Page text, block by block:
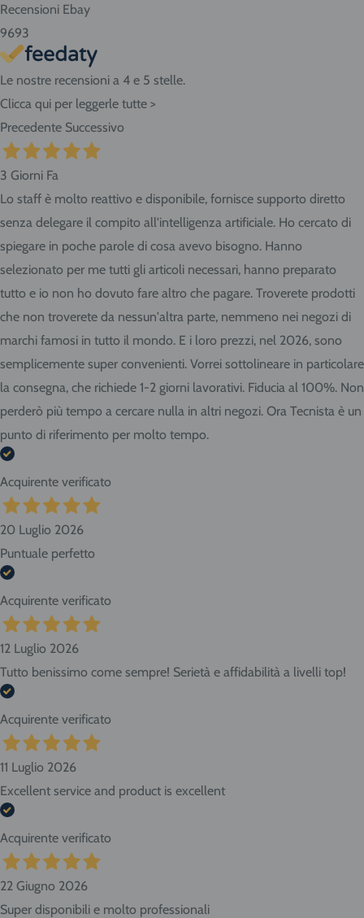
Recensioni Ebay
9693
Le nostre recensioni a 4 e 5 stelle.
Clicca qui per leggerle tutte >
Precedente Successivo
3 Giorni Fa
Lo staff è molto reattivo e disponibile, fornisce supporto diretto
senza delegare il compito all'intelligenza artificiale. Ho cercato di
spiegare in poche parole di cosa avevo bisogno. Hanno
selezionato per me tutti gli articoli necessari, hanno preparato
tutto e io non ho dovuto fare altro che pagare. Troverete prodotti
che non troverete da nessun'altra parte, nemmeno nei negozi di
marchi famosi in tutto il mondo. E i loro prezzi, nel 2026, sono
semplicemente super convenienti. Vorrei sottolineare in particolare
la consegna, che richiede 1-2 giorni lavorativi. Fiducia al 100%. Non
perderò più tempo a cercare nulla in altri negozi. Ora Tecnista è un
punto di riferimento per molto tempo.
Acquirente verificato
20 Luglio 2026
Puntuale perfetto
Acquirente verificato
12 Luglio 2026
Tutto benissimo come sempre! Serietà e affidabilità a livelli top!
Acquirente verificato
11 Luglio 2026
Excellent service and product is excellent
Acquirente verificato
22 Giugno 2026
Super disponibili e molto professionali